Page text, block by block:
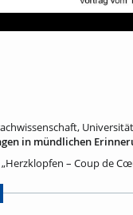
in mündlichen
– Coup de
und erzählen
oder Frankreich eine